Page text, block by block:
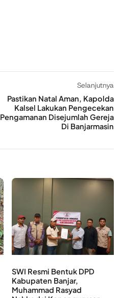
Selanjutnya
Pastikan Natal Aman, Kapolda
Kalsel Lakukan Pengecekan
Pengamanan Disejumlah Gereja
Di Banjarmasin
SWI Resmi Bentuk DPD
Kabupaten Banjar,
Muhammad Rasyad